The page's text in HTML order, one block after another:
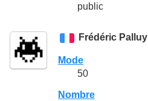
public
Frédéric Palluy
Mode
50
Nombre